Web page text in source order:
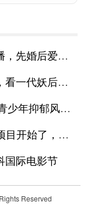
诠释别样浪漫
机皇上极限拉扯
风险高于成年
有一个适合你
国际电影节
Reserved